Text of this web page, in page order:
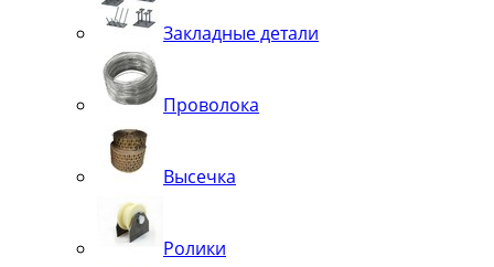
Закладные детали
Проволока
Высечка
Ролики